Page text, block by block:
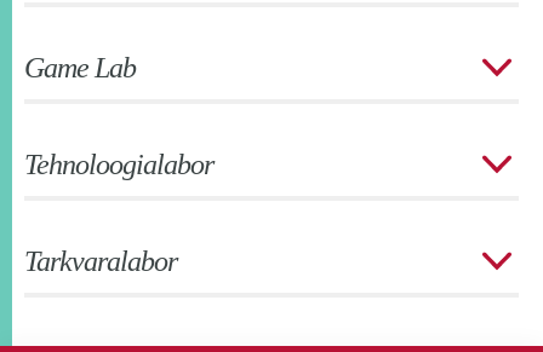
Game Lab
Tehnoloogialabor
Tarkvaralabor